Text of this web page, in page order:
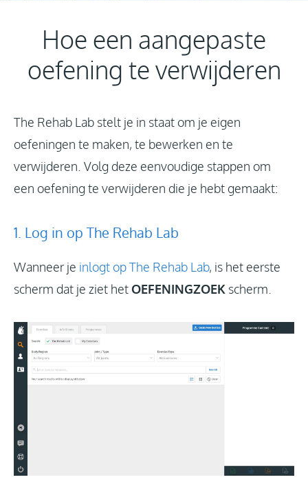
Gratis Proef
Inloggen
Nieuws
Hoe een aangepaste
oefening te verwijderen
The Rehab Lab stelt je in staat om je eigen
oefeningen te maken, te bewerken en te
verwijderen. Volg deze eenvoudige stappen om
een oefening te verwijderen die je hebt gemaakt:
1. Log in op The Rehab Lab
Wanneer je inlogt op The Rehab Lab, is het eerste
scherm dat je ziet het OEFENINGZOEK scherm.